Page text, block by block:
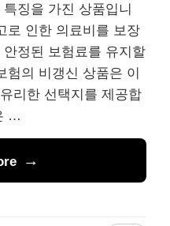
징을 가진 상품입니
로 인한 의료비를 보장
정된 보험료를 유지할
험의 비갱신 상품은 이
리한 선택지를 제공합
…